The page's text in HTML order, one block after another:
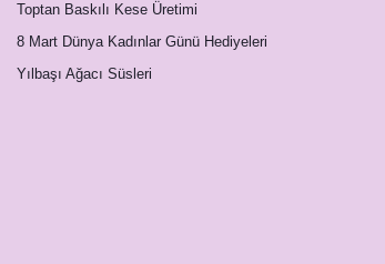
Toptan Baskılı Kese Üretimi
8 Mart Dünya Kadınlar Günü Hediyeleri
Yılbaşı Ağacı Süsleri